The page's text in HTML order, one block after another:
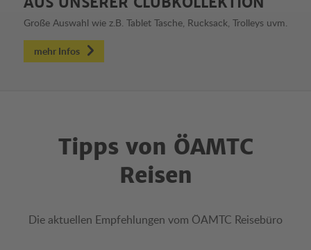
Große Auswahl wie z.B. Tablet Tasche, Rucksack, Trolleys uvm.
mehr Infos
Tipps von ÖAMTC
Reisen
Die aktuellen Empfehlungen vom ÖAMTC Reisebüro